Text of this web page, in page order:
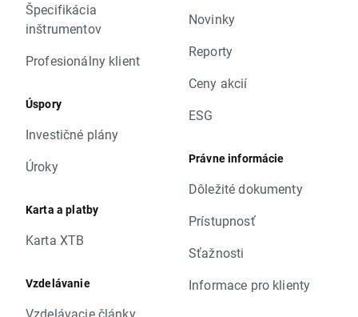
Špecifikácia
inštrumentov
Profesionálny klient
Úspory
Investičné plány
Úroky
Karta a platby
Karta XTB
Vzdelávanie
Vzdelávacie články
Novinky
Reporty
Ceny akcií
ESG
Právne informácie
Dôležité dokumenty
Prístupnosť
Sťažnosti
Informace pro klienty